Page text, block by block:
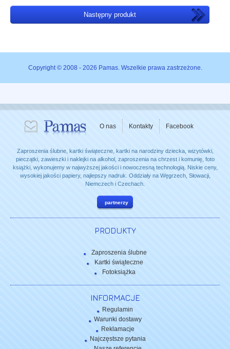
Następny produkt
Copyright © 2008 - 2026 Pamas. Wszelkie prawa zastrzeżone.
O nas Kontakty Facebook
Zaproszenia ślubne, kartki świąteczne, kartki na narodziny dziecka, wizytówki,
pieczątki, zawieszki i naklejki na alkohol, zaproszenia na chrzest i komunię, foto
książki, wykonujemy w najwyższej jakości i nowoczesną technologią. Niskie ceny,
wysokiej jakości papiery, najlepszy nadruk. Oddziały na Węgrzech, Słowacji,
Niemczech i Czechach.
partnerzy
PRODUKTY
Zaproszenia ślubne
Kartki świąteczne
Fotoksiążka
INFORMACJE
Regulamin
Warunki dostawy
Reklamacje
Najczęstsze pytania